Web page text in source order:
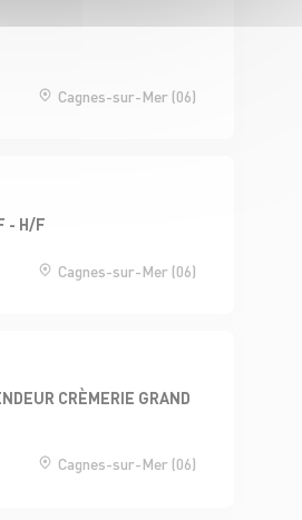
Cagnes-sur-Mer (06)
- H/F
Cagnes-sur-Mer (06)
CRÈMERIE GRAND
Cagnes-sur-Mer (06)